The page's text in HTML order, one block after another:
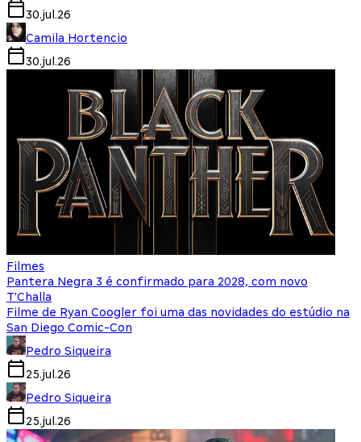
30.jul.26
Camila Hortencio
30.jul.26
Filmes
Pantera Negra 3 é confirmado para 2028, com novo
T'Challa
Filme de Ryan Coogler foi uma das novidades do estúdio na
San Diego Comic-Con
Pedro Siqueira
25.jul.26
Pedro Siqueira
25.jul.26